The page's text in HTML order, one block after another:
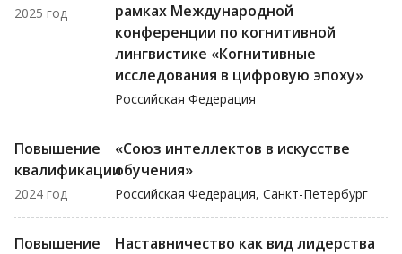
2025 год
рамках Международной
конференции по когнитивной
лингвистике «Когнитивные
исследования в цифровую эпоху»
Российская Федерация
Повышение
квалификации
2024 год
«Союз интеллектов в искусстве
обучения»
Российская Федерация, Санкт-Петербург
Повышение
Наставничество как вид лидерства